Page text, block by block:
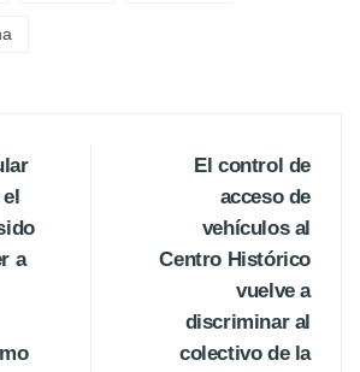
a
El control de
acceso de
vehículos al
Centro Histórico
vuelve a
discriminar al
colectivo de la